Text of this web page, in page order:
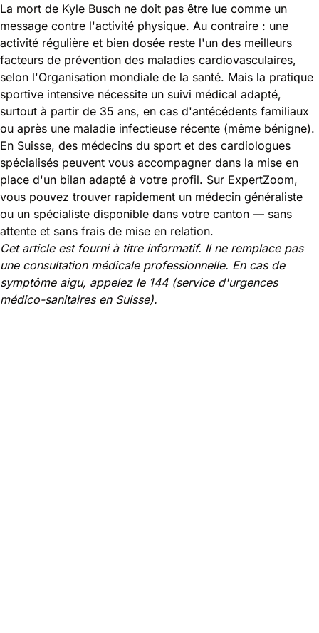
La mort de Kyle Busch ne doit pas être lue comme un
message contre l'activité physique. Au contraire : une
activité régulière et bien dosée reste l'un des meilleurs
facteurs de prévention des maladies cardiovasculaires,
selon l'Organisation mondiale de la santé. Mais la pratique
sportive intensive nécessite un suivi médical adapté,
surtout à partir de 35 ans, en cas d'antécédents familiaux
ou après une maladie infectieuse récente (même bénigne).
En Suisse, des médecins du sport et des cardiologues
spécialisés peuvent vous accompagner dans la mise en
place d'un bilan adapté à votre profil. Sur ExpertZoom,
vous pouvez trouver rapidement un médecin généraliste
ou un spécialiste disponible dans votre canton — sans
attente et sans frais de mise en relation.
Cet article est fourni à titre informatif. Il ne remplace pas
une consultation médicale professionnelle. En cas de
symptôme aigu, appelez le 144 (service d'urgences
médico-sanitaires en Suisse).